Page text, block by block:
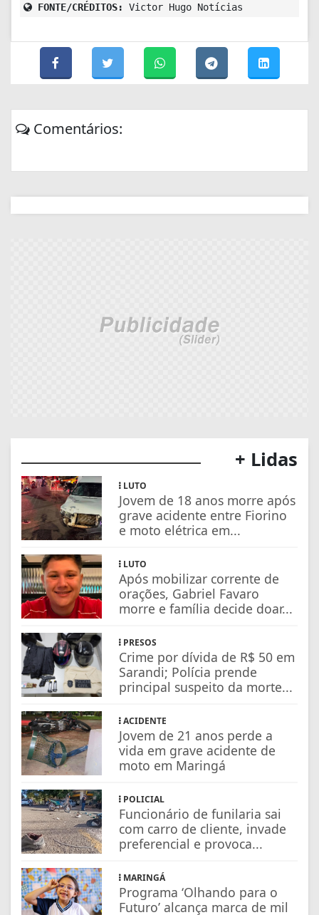
FONTE/CRÉDITOS: Victor Hugo Notícias
Comentários:
+ Lidas
LUTO
Jovem de 18 anos morre após
grave acidente entre Fiorino
e moto elétrica em...
LUTO
Após mobilizar corrente de
orações, Gabriel Favaro
morre e família decide doar...
PRESOS
Crime por dívida de R$ 50 em
Sarandi; Polícia prende
principal suspeito da morte...
ACIDENTE
Jovem de 21 anos perde a
vida em grave acidente de
moto em Maringá
POLICIAL
Funcionário de funilaria sai
com carro de cliente, invade
preferencial e provoca...
MARINGÁ
Programa ‘Olhando para o
Futuro’ alcança marca de mil